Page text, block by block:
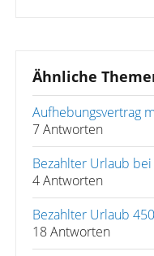
Ähnliche
Aufhebungsvertrag
7 Antworten
Bezahlter Urlaub
4 Antworten
Bezahlter Urlaub
18 Antworten